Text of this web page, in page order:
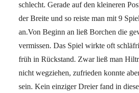
schlecht. Gerade auf den kleineren
der Breite und so reiste man mit 9
an.Von Beginn an ließ Borchen die
vermissen. Das Spiel wirkte oft
früh in Rückstand. Zwar ließ man
nicht wegziehen, zufrieden konnte
sein. Kein einziger Dreier fand in